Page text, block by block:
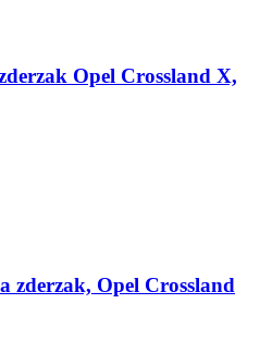
Opel Crossland X,
zderzak, Opel Crossland